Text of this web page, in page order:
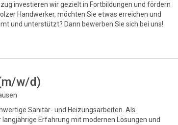
investieren wir gezielt in Fortbildungen und fördern
Handwerker, möchten Sie etwas erreichen und
und unterstützt? Dann bewerben Sie sich bei uns!
w/d)
Sanitär- und Heizungsarbeiten. Als
Erfahrung mit modernen Lösungen und